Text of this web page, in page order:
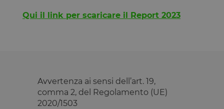
Qui il link per scaricare il Report 2023
Avvertenza ai sensi dell’art. 19,
comma 2, del Regolamento (UE)
2020/1503